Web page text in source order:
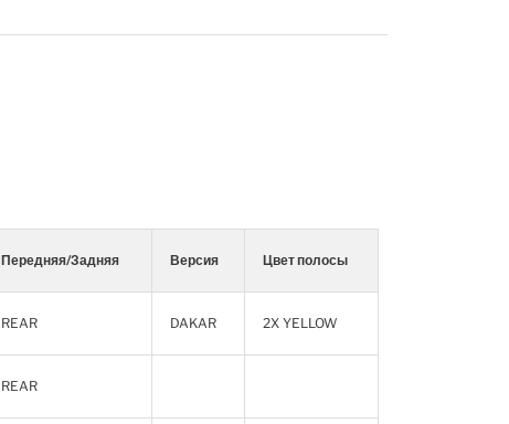
Передняя/Задняя Версия Цвет полосы
REAR DAKAR 2X YELLOW
REAR